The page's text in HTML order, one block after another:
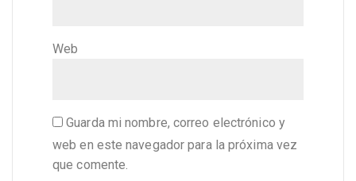
Web
Guarda mi nombre, correo electrónico y
web en este navegador para la próxima vez
que comente.